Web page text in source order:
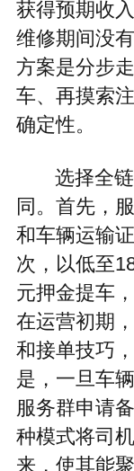
获得预期收
维修期间没
方案是分步
车、再摸索
确定性。
选择全
同。首先，
和车辆运输
次，以低至
元押金提车
在运营初期
和接单技巧
是，一旦车
服务群申请
种模式将司
来，使其能